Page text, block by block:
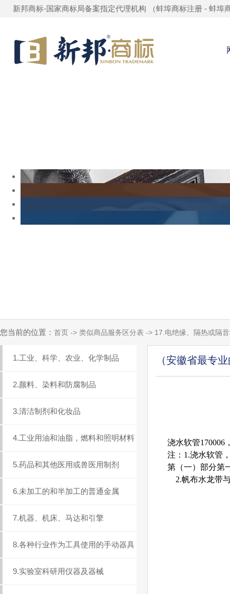
新邦商标-国家商标局备案指定代理机构 （蚌埠商标注册 - 蚌埠
您当前的位置： 首页 -> 类似商品服务区分表 -> 17.电绝缘、隔热或隔
1.工业、科学、农业、化学制品
2.颜料、染料和防腐制品
3.清洁制剂和化妆品
4.工业用油和油脂，燃料和照明材料
5.药品和其他医用或兽医用制剂
6.未加工的和半加工的普通金属
7.机器、机床、马达和引擎
8.各种行业作为工具使用的手动器具
9.实验室科研用仪器及器械
（安徽省最专
浇水软管170006
注：1.浇水软管
第（一）部分第
2.帆布水龙带